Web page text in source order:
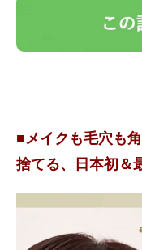
■メイクも毛穴も
捨てる、日本初＆